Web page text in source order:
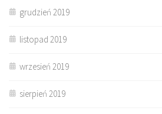
grudzień 2019
listopad 2019
wrzesień 2019
sierpień 2019